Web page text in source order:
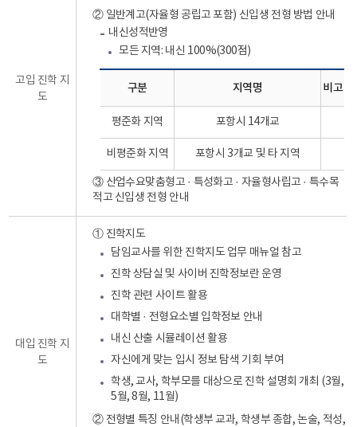
고입 진학 지
도
② 일반계고(자율형 공립고 포함) 신입생 전형 방법 안내
내신성적반영
모든 지역: 내신 100%(300점)
구분 지역명 비고
평준화 지역 포항시 14개교
비평준화 지역 포항시 3개교 및 타 지역
③ 산업수요맞춤형고 · 특성화고 · 자율형사립고 · 특수목
적고 신입생 전형 안내
대입 진학 지
도
① 진학지도
담임교사를 위한 진학지도 업무 매뉴얼 참고
진학 상담실 및 사이버 진학정보란 운영
진학 관련 사이트 활용
대학별 · 전형요소별 입학정보 안내
내신 산출 시뮬레이션 활용
자신에게 맞는 입시 정보 탐색 기회 부여
학생, 교사, 학부모를 대상으로 진학 설명회 개최 (3월,
5월, 8월, 11월)
② 전형별 특징 안내(학생부 교과, 학생부 종합, 논술, 적성,